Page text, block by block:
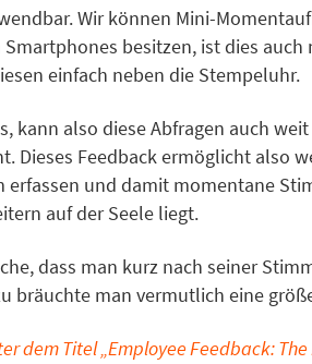
Wir können Mini-
besitzen, ist dies
einfach neben die Stempeluhr.
kann also diese Abfragen auch
Dieses Feedback ermöglicht also
und damit momentane
auf der Seele liegt.
dass man kurz nach seiner
bräuchte man vermutlich eine
dem Titel „Employee Feedback: